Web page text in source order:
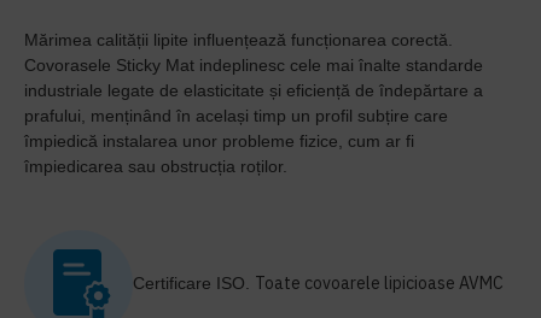
Mărimea calității lipite influențează funcționarea corectă.
Covorasele Sticky Mat indeplinesc cele mai înalte standarde
industriale legate de elasticitate și eficiență de îndepărtare a
prafului, menținând în același timp un profil subțire care
împiedică instalarea unor probleme fizice, cum ar fi
împiedicarea sau obstrucția roților.
Certificare ISO. Toate covoarele lipicioase AVMC